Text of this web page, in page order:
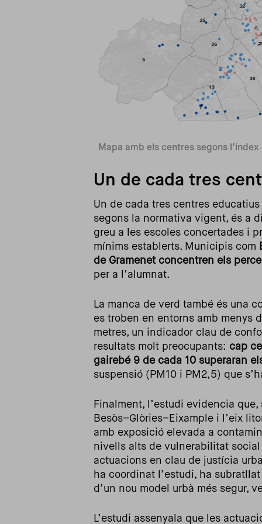
Mapa amb els centres segons
Un de cada tres
Un de cada tres centres
segons la normativa vigent, és a
greu a les escoles concertades i
mínims establerts. Municipis com
de Gramenet concentren els
per a l’alumnat.
La manca de verd també és una
es troben en entorns amb menys
metres, un indicador clau de
resultats molt preocupants: cap
gairebé 9 de cada 10 superaran
suspensió (PM10 i PM2,5) que
Finalment, l’estudi evidencia
Besòs–Glòries–Eixample i l’eix
amb exposició elevada a
nivells alts de vulnerabilitat
actuacions en clau de justícia
ha coordinat l’estudi, ha
d’un nou model urbà més segur,
L’estudi assenyala que les